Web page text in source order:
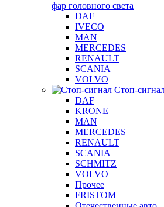
фар головного света
DAF
IVECO
MAN
MERCEDES
RENAULT
SCANIA
VOLVO
Стоп-
DAF
KRONE
MAN
MERCEDES
RENAULT
SCANIA
SCHMITZ
VOLVO
Прочее
FRISTOM